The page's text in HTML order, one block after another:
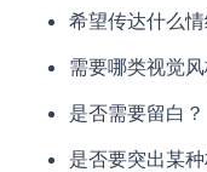
希望传达什么情
需要哪类视觉风
是否需要留白？
是否要突出某